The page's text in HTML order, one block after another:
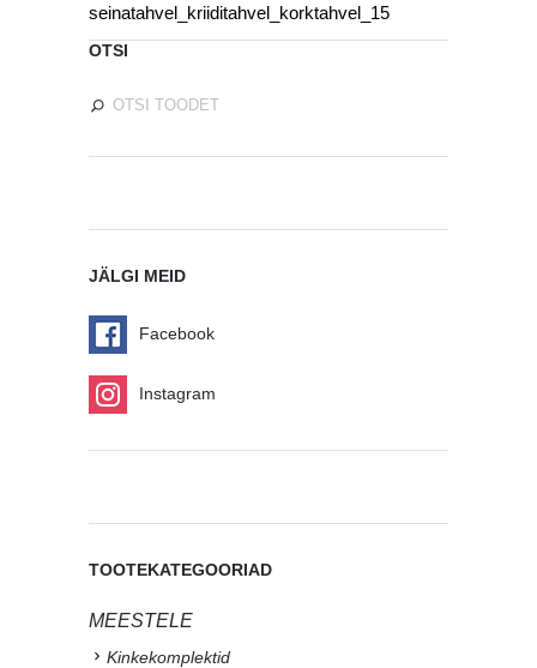
seinatahvel_kriiditahvel_korktahvel_15
OTSI
JÄLGI MEID
Facebook
Instagram
TOOTEKATEGOORIAD
MEESTELE
Kinkekomplektid